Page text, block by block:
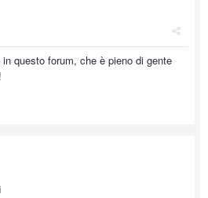
questo forum, che è pieno di gente